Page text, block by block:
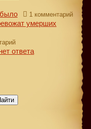
1 комментарий
умерших
ответа